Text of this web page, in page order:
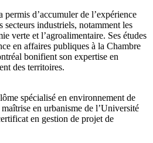
d’accumuler de l’expérience
secteurs industriels, notamment les
verte et l’agroalimentaire. Ses études
en affaires publiques à la Chambre
bonifient son expertise en
des territoires.
spécialisé en environnement de
en urbanisme de l’Université
en gestion de projet de